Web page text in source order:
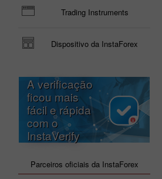
Trading Instruments
Dispositivo da InstaForex
A verificação
ficou mais
fácil e rápida
com o
InstaVerify
Parceiros oficiais da InstaForex